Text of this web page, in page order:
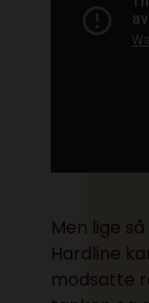
Men lige
Hardline
modsatte